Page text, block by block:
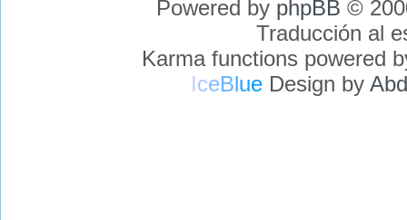
Powered by phpBB ©
Traducción al
Karma functions powered
IceBlueDesign by